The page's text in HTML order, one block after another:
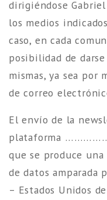
dirigiéndose
los medios
caso, en cada
posibilidad de
mismas, ya sea
de correo
El envío de la
plataforma
que se produce
de datos amparada
– Estados Unidos